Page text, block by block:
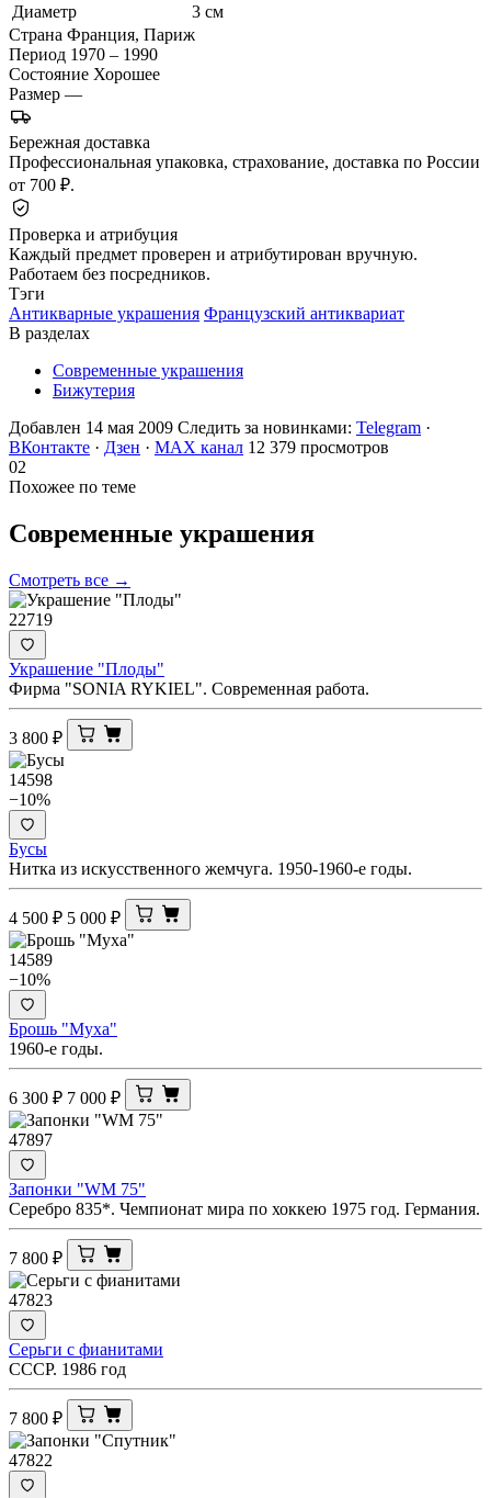
Диаметр
3 см
Страна Франция, Париж
Период 1970 – 1990
Состояние Хорошее
Размер —
Бережная доставка
Профессиональная упаковка, страхование, доставка по России
от 700 ₽.
Проверка и атрибуция
Каждый предмет проверен и атрибутирован вручную.
Работаем без посредников.
Тэги
Антикварные украшения Французский антиквариат
В разделах
Современные украшения
Бижутерия
Добавлен 14 мая 2009 Следить за новинками: Telegram ·
ВКонтакте · Дзен · MAX канал 12 379 просмотров
02
Похожее по теме
Современные украшения
Смотреть все →
22719
Украшение "Плоды"
Фирма "SONIA RYKIEL". Современная работа.
3 800 ₽
14598
−10%
Бусы
Нитка из искусственного жемчуга. 1950-1960-е годы.
4 500 ₽ 5 000 ₽
14589
−10%
Брошь "Муха"
1960-е годы.
6 300 ₽ 7 000 ₽
47897
Запонки "WM 75"
Серебро 835*. Чемпионат мира по хоккею 1975 год. Германия.
7 800 ₽
47823
Серьги с фианитами
СССР. 1986 год
7 800 ₽
47822